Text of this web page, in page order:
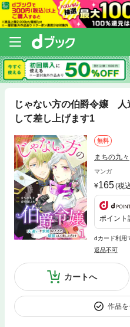
じゃない方の伯爵令嬢 人
して差し上げます1
無料
まちの九々
マンガ
165(税
ポイント
dカード利用
返品不可
カートへ
作品